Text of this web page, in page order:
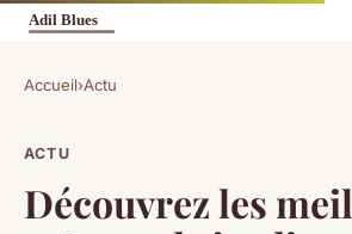
Accueil›Actu
ACTU
Découvrez les